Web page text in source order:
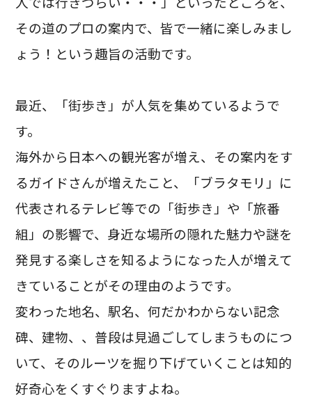
その道のプロの案内で、皆で一緒に楽しみまし
ょう！という趣旨の活動です。
最近、「街歩き」が人気を集めているようで
す。
海外から日本への観光客が増え、その案内をす
るガイドさんが増えたこと、「ブラタモリ」に
代表されるテレビ等での「街歩き」や「旅番
組」の影響で、身近な場所の隠れた魅力や謎を
発見する楽しさを知るようになった人が増えて
きていることがその理由のようです。
変わった地名、駅名、何だかわからない記念
碑、建物、、普段は見過ごしてしまうものにつ
いて、そのルーツを掘り下げていくことは知的
好奇心をくすぐりますよね。